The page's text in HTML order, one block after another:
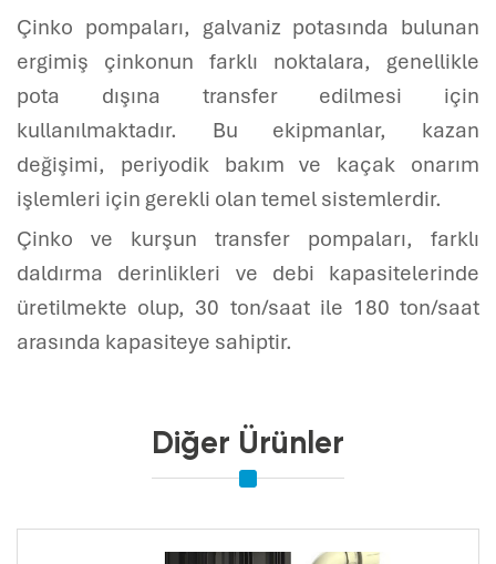
Çinko pompaları, galvaniz potasında bulunan
ergimiş çinkonun farklı noktalara, genellikle
pota dışına transfer edilmesi için
kullanılmaktadır. Bu ekipmanlar, kazan
değişimi, periyodik bakım ve kaçak onarım
işlemleri için gerekli olan temel sistemlerdir.
Çinko ve kurşun transfer pompaları, farklı
daldırma derinlikleri ve debi kapasitelerinde
üretilmekte olup, 30 ton/saat ile 180 ton/saat
arasında kapasiteye sahiptir.
Diğer Ürünler